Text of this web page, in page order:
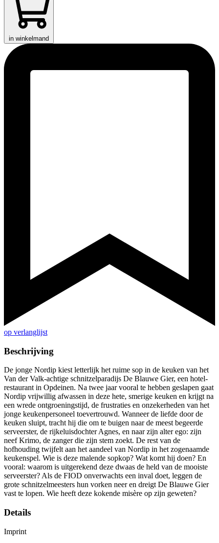
in winkelmand
op verlanglijst
Beschrijving
De jonge Nordip kiest letterlijk het ruime sop in de keuken van het
Van der Valk-achtige schnitzelparadijs De Blauwe Gier, een hotel-
restaurant in Opdeinen. Na twee jaar vooral te hebben geslapen gaat
Nordip vrijwillig afwassen in deze hete, smerige keuken en krijgt na
een wrede ontgroeningstijd, de frustraties en onzekerheden van het
jonge keukenpersoneel toevertrouwd. Wanneer de liefde door de
keuken sluipt, tracht hij die om te buigen naar de meest begeerde
serveerster, de rijkeluisdochter Agnes, en naar zijn alter ego: zijn
neef Krimo, de zanger die zijn stem zoekt. De rest van de
hofhouding twijfelt aan het aandeel van Nordip in het zogenaamde
keukenspel. Wie is deze malende sopkop? Wat komt hij doen? En
vooral: waarom is uitgerekend deze dwaas de held van de mooiste
serveerster? Als de FIOD onverwachts een inval doet, leggen de
grote schnitzelmeesters hun vorken neer en dreigt De Blauwe Gier
vast te lopen. Wie heeft deze kokende misère op zijn geweten?
Details
Imprint